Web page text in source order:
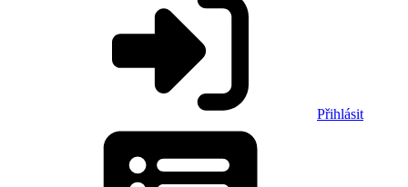
Přihlásit